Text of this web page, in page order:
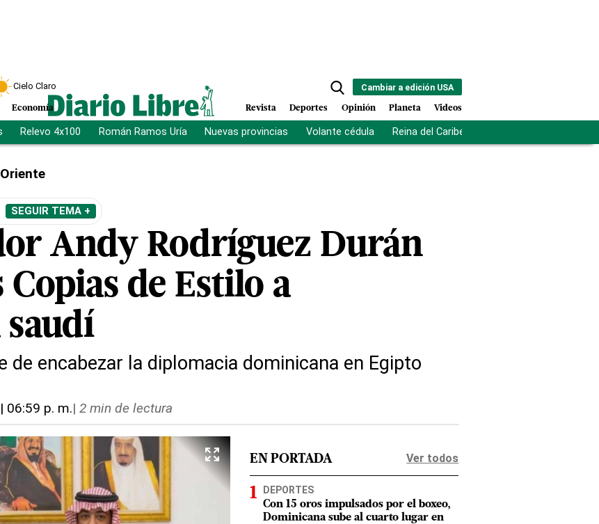
Cielo Claro
Economía
Cambiar a edición USA
Revista Deportes Opinión Planeta Videos
Relevo 4x100 Román Ramos Uría Nuevas provincias Volante cédula Reina del Caribe
SEGUIR TEMA +
Andy Rodríguez Durán
Copias de Estilo a
de encabezar la diplomacia dominicana en Egipto
06:59 p. m.| 2 min de lectura
EN PORTADA Ver todos
DEPORTES
Con 15 oros impulsados por el boxeo,
Dominicana sube al cuarto lugar en